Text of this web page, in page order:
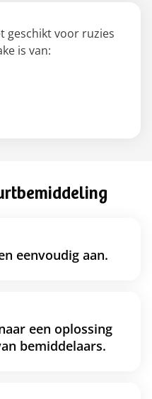
geschikt voor ruzies
is van:
eenvoudig aan.
een oplossing
bemiddelaars.